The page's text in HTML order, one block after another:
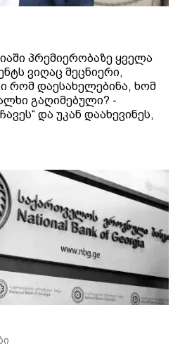
პრემიერობაზე ყველა
ვიღაც მეცნიერი,
რომ დაესახელებინა, ხომ
გაღიმებული? -
და უკან დაახევინეს,